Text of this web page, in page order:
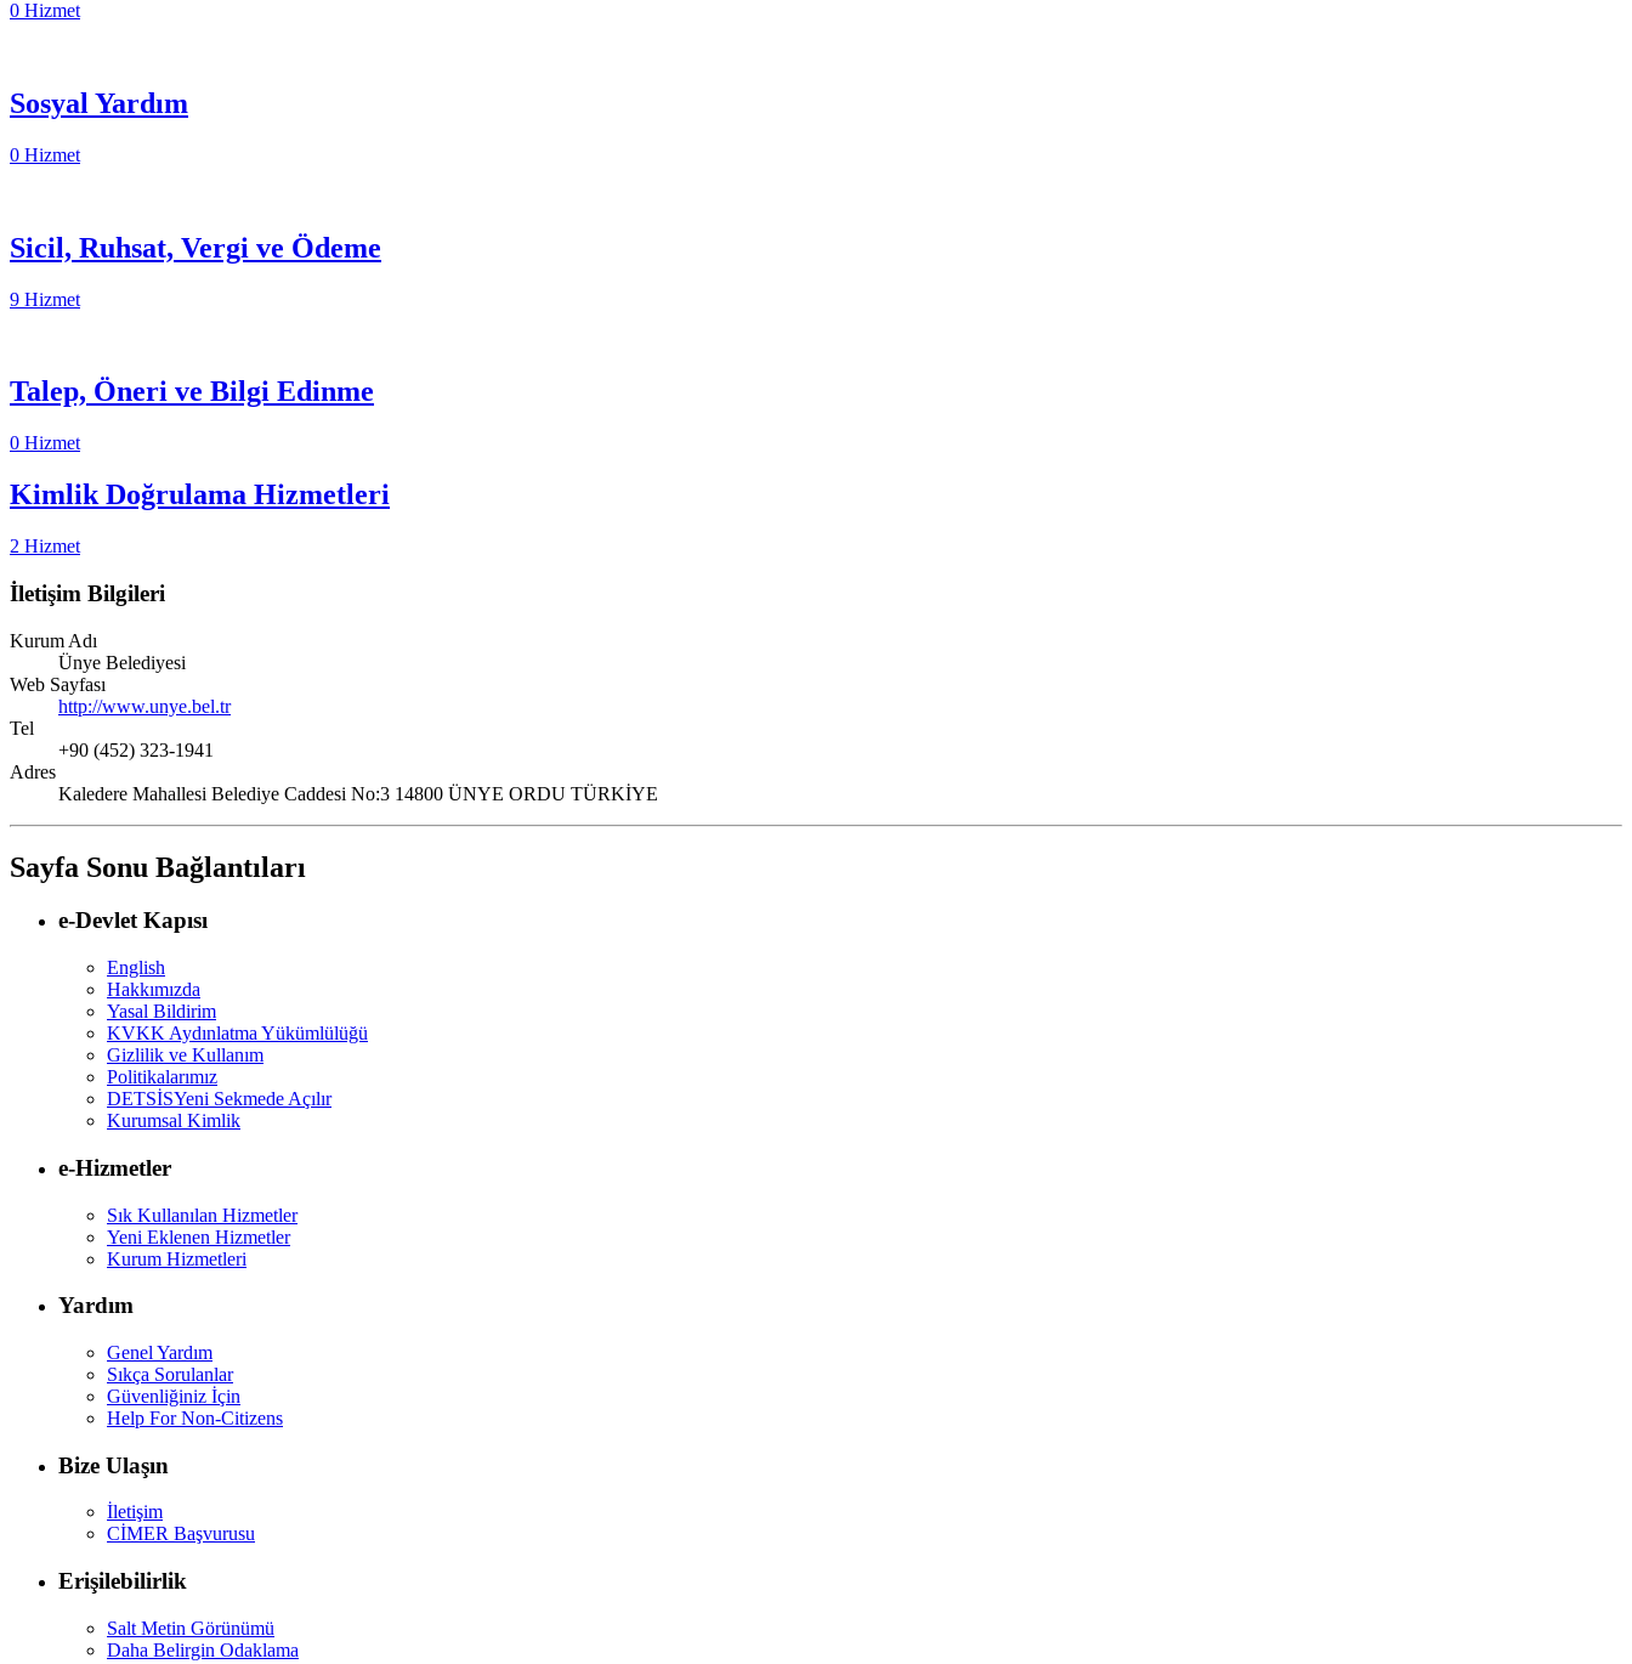
0 Hizmet
Sosyal Yardım
0 Hizmet
Sicil, Ruhsat, Vergi ve Ödeme
9 Hizmet
Talep, Öneri ve Bilgi Edinme
0 Hizmet
Kimlik Doğrulama Hizmetleri
2 Hizmet
İletişim Bilgileri
Kurum Adı
Ünye Belediyesi
Web Sayfası
http://www.unye.bel.tr
Tel
+90 (452) 323-1941
Adres
Kaledere Mahallesi Belediye Caddesi No:3 14800 ÜNYE ORDU TÜRKİYE
Sayfa Sonu Bağlantıları
e-Devlet Kapısı
English
Hakkımızda
Yasal Bildirim
KVKK Aydınlatma Yükümlülüğü
Gizlilik ve Kullanım
Politikalarımız
DETSİSYeni Sekmede Açılır
Kurumsal Kimlik
e-Hizmetler
Sık Kullanılan Hizmetler
Yeni Eklenen Hizmetler
Kurum Hizmetleri
Yardım
Genel Yardım
Sıkça Sorulanlar
Güvenliğiniz İçin
Help For Non-Citizens
Bize Ulaşın
İletişim
CİMER Başvurusu
Erişilebilirlik
Salt Metin Görünümü
Daha Belirgin Odaklama